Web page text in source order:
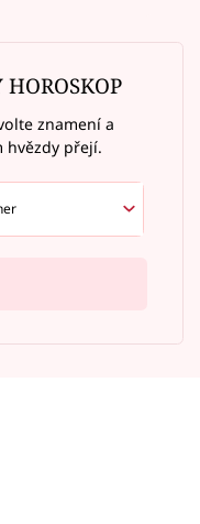
HOROSKOP
znamení a
hvězdy přejí.